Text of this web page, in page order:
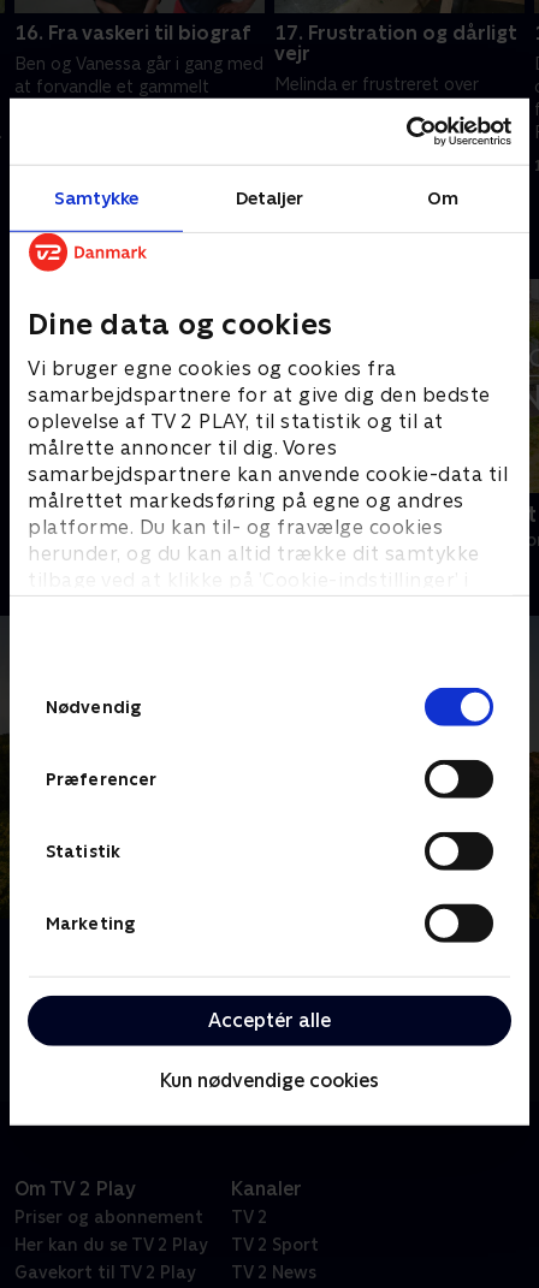
Samtykke Detaljer Om
Dine data og cookies
Vi bruger egne cookies og cookies fra
samarbejdspartnere for at give dig den bedste
oplevelse af TV 2 PLAY, til statistik og til at
målrette annoncer til dig. Vores
samarbejdspartnere kan anvende cookie-data til
målrettet markedsføring på egne og andres
platforme. Du kan til- og fravælge cookies
herunder, og du kan altid trække dit samtykke
tilbage ved at klikke på ’Cookie-indstillinger’ i
Nødvendig
Præferencer
Statistik
Marketing
Acceptér alle
Kun nødvendige cookies
16. Fra vaskeri til biograf
Ben og Vanessa går i gang med
at forvandle et gammelt
12. november 2022 • 43 min
17. Frustration og dårligt
vejr
Melinda er frustreret over
og Cherry familien kæmper
med dårligt vejr. Ben og
færdiggøre deres ginbar.
Andre så også
Linde på Langeland
Livsstil • 5 sæsoner Livsstil • 1
drømmehjemmene for helt almindelige mennesker.
Følg deres eventyr og hårde arbejde, når de realiserer
deres drømme om alt fra vinkældre til nye haveanlæg
Om TV 2 Play
Priser og abonnement
Her kan du se TV 2 Play
Gavekort til TV 2 Play
Kanaler
TV 2
TV 2 Sport
TV 2 News